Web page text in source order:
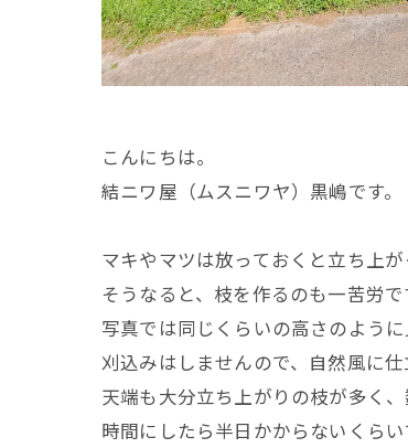
こんにちは。
結ニワ屋（ムスニワヤ）黒嶋です。
マキやマツは放っておくと立ち上が
そうなると、枝を作るのも一苦労で
写真では同じくらいの高さのよう
刈込みはしませんので、自然風に仕
天端も大分立ち上がりの枝が多く
時間にしたら半日かからないくらい